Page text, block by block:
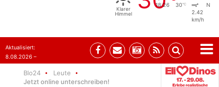
Klarer
Himmel
18:26
30°C
N
2.42
km/h
Aktualisiert:
8.08.2026 –
Blo24
Leute
Jetzt online unterschreiben!